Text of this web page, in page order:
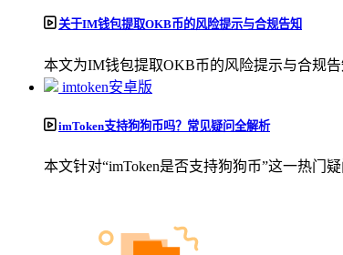
关于IM钱包提取OKB币的风险提示与合规告知
本文为IM钱包提取OKB币的风险提示与合规
imtoken安卓版
imToken支持狗狗币吗？常见疑问全解析
本文针对“imToken是否支持狗狗币”这一热门